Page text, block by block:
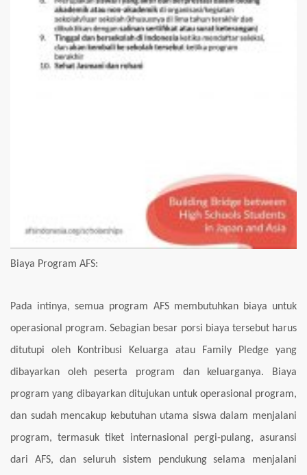
Biaya Program AFS:
Pada intinya, semua program AFS membutuhkan biaya untuk
operasional program. Sebagian besar porsi biaya tersebut harus
ditutupi oleh Kontribusi Keluarga atau Family Pledge yang
dibayarkan oleh
peserta program dan keluarganya. Biaya
program yang dibayarkanditujukan untuk operasional program,
dan sudah mencakup kebutuhan utama siswa dalam menjalani
program, termasuk tiket internasional pergi-pulang, asuransi
dari AFS, dan seluruh sistem pendukung selama menjalani